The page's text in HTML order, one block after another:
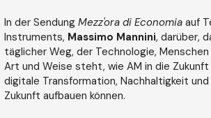
In der SendungMezz'ora di Economia auf
Instruments, Massimo Mannini, darüber,
täglicher Weg, der Technologie,
Art und Weise steht, wie AM in die
digitale Transformation, Nachhaltigkeit
Zukunft aufbauen können.